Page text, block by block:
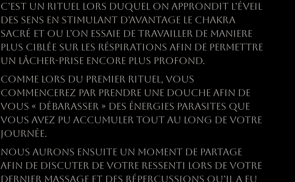
C’EST UN RITUEL LORS DUQUEL ON APPRONDIT L’ÉVEIL
DES SENS EN STIMULANT D’AVANTAGE LE CHAKRA
SACRÉ ET OU L’ON ESSAIE DE TRAVAILLER DE MANIERE
PLUS CIBLÉE SUR LES RÉSPIRATIONS AFIN DE PERMETTRE
UN LÂCHER-PRISE ENCORE PLUS PROFOND.
COMME LORS DU PREMIER RITUEL, VOUS
COMMENCEREZ PAR PRENDRE UNE DOUCHE AFIN DE
VOUS « DÉBARASSER » DES ÉNERGIES PARASITES QUE
VOUS AVEZ PU ACCUMULER TOUT AU LONG DE VOTRE
JOURNÉE.
NOUS AURONS ENSUITE UN MOMENT DE PARTAGE
AFIN DE DISCUTER DE VOTRE RESSENTI LORS DE VOTRE
DERNIER MASSAGE ET DES RÉPERCUSSIONS QU’IL A EU